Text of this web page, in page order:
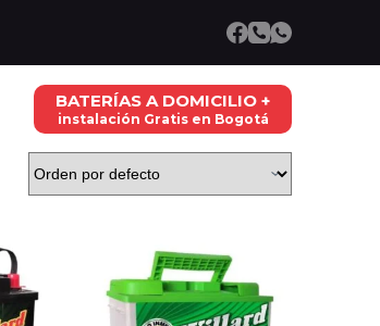
BATERÍAS A DOMICILIO +
instalación Gratis en Bogotá